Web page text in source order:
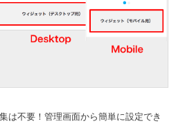
は不要！管理画面から簡単に設定でき